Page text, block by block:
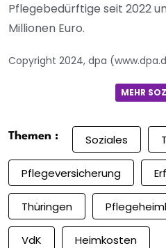
Pflegebedürftige seit 2022
Millionen Euro.
Copyright 2024, dpa
MEHR
Themen : Soziales
Pflegeversicherung
Thüringen
VdK Heimkosten